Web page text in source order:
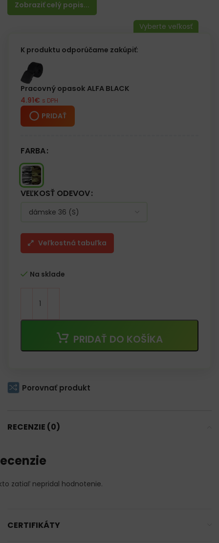
Zobraziť celý popis...
Vlastnosti:
– Teplá flísová vesta z jemného materiálu príjemného na dotyk
– Dve vrecká na bokoch na zips
K produktu odporúčame zakúpiť:
Pracovný opasok ALFA BLACK
4.91€ s DPH
PRIDAŤ
FARBA
VEĽKOSŤ ODEVOV
Veľkostná tabuľka
Na sklade
PRIDAŤ DO KOŠÍKA
Porovnať produkt
RECENZIE (0)
zatiaľ nepridal hodnotenie.
CERTIFIKÁTY